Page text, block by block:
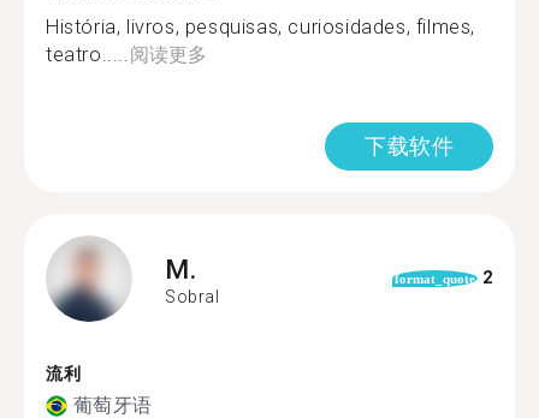
História, livros, pesquisas, curiosidades, filmes,
teatro..... 阅读更多
下载软件
M.
Sobral
format_quote 2
流利
葡萄牙语